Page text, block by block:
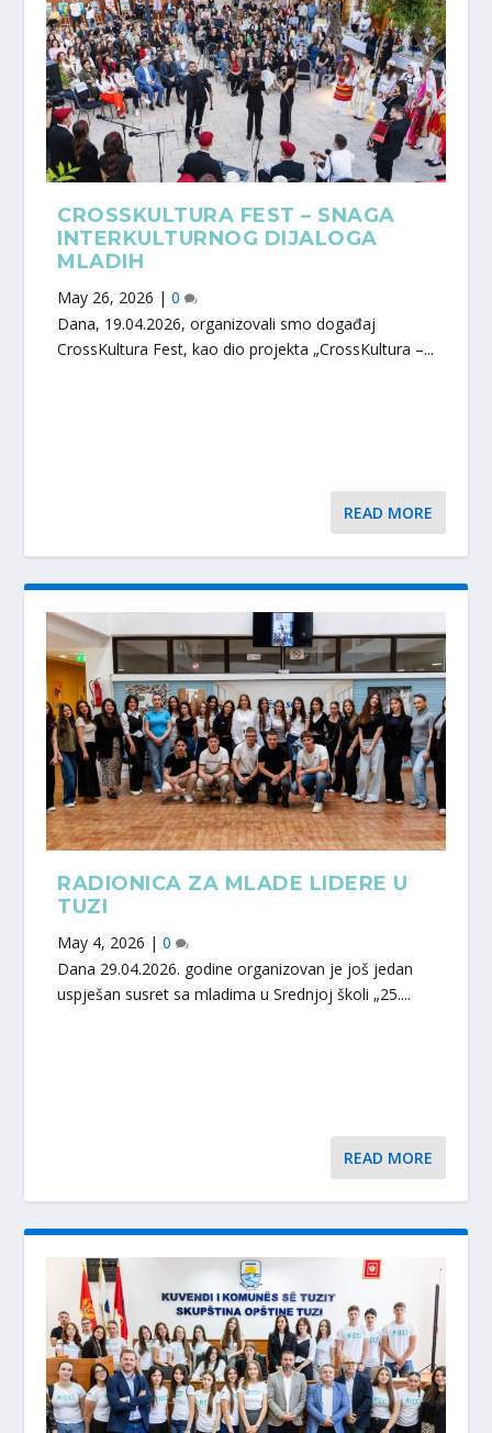
CROSSKULTURA FEST – SNAGA
INTERKULTURNOG DIJALOGA
MLADIH
May 26, 2026 |0
Dana, 19.04.2026, organizovali smo događaj
CrossKultura Fest, kao dio projekta „CrossKultura –...
READ MORE
RADIONICA ZA MLADE LIDERE U
TUZI
May 4, 2026 |0
Dana 29.04.2026. godine organizovan je još jedan
uspješan susret sa mladima u Srednjoj školi „25....
READ MORE